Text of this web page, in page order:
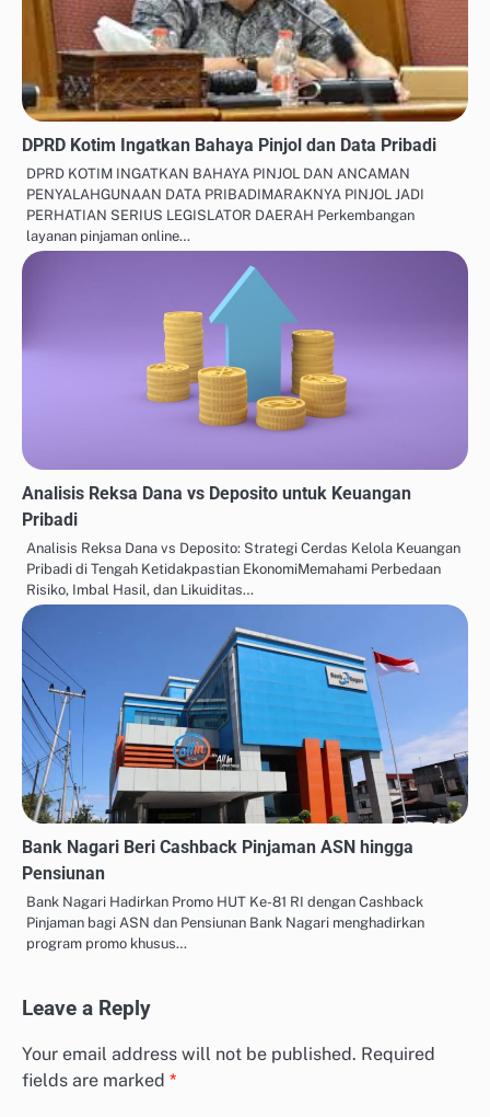
DPRD Kotim Ingatkan Bahaya Pinjol dan Data Pribadi
DPRD KOTIM INGATKAN BAHAYA PINJOL DAN ANCAMAN
PENYALAHGUNAAN DATA PRIBADIMARAKNYA PINJOL JADI
PERHATIAN SERIUS LEGISLATOR DAERAH Perkembangan
layanan pinjaman online…
Analisis Reksa Dana vs Deposito untuk Keuangan
Pribadi
Analisis Reksa Dana vs Deposito: Strategi Cerdas Kelola Keuangan
Pribadi di Tengah Ketidakpastian EkonomiMemahami Perbedaan
Risiko, Imbal Hasil, dan Likuiditas…
Bank Nagari Beri Cashback Pinjaman ASN hingga
Pensiunan
Bank Nagari Hadirkan Promo HUT Ke-81 RI dengan Cashback
Pinjaman bagi ASN dan Pensiunan Bank Nagari menghadirkan
program promo khusus…
Leave a Reply
Your email address will not be published. Required
fields are marked *